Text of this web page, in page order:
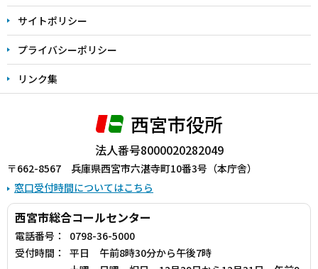
サイトポリシー
プライバシーポリシー
リンク集
西宮市役所
法人番号8000020282049
〒662-8567 兵庫県西宮市六湛寺町10番3号（本庁舎）
窓口受付時間についてはこちら
西宮市総合コールセンター
電話番号：
0798-36-5000
受付時間：
平日 午前8時30分から午後7時